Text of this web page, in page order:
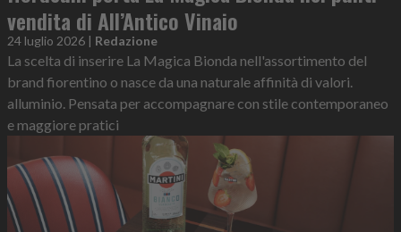
vendita di All’Antico Vinaio
24 luglio 2026 | Redazione
La scelta di inserire La Magica Bionda nell'assortimento del
brand fiorentino o nasce da una naturale affinità di valori.
alluminio. Pensata per accompagnare con stile contemporaneo
e maggiore pratici